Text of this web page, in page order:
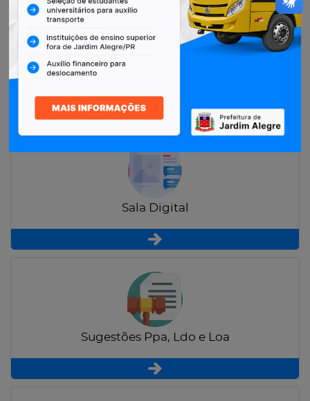
Restituição de Contribuintes
Sala Digital
Sugestões Ppa, Ldo e Loa